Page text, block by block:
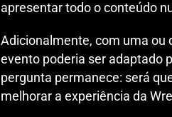
apresentar todo o conteúdo
Adicionalmente, com uma ou
evento poderia ser adaptado
pergunta permanece: será
melhorar a experiência da